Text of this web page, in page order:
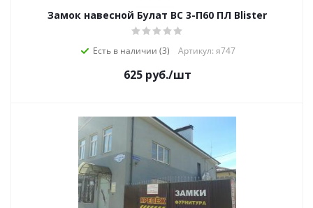
Замок навесной Булат ВС 3-П60 ПЛ Blister
Есть в наличии (3) Артикул: я747
625руб./шт